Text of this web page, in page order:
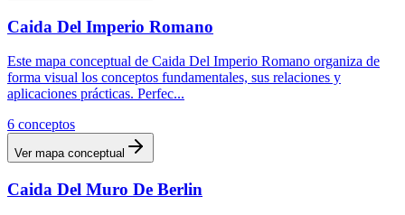
Caida Del Imperio Romano
Este mapa conceptual de Caida Del Imperio Romano organiza de
forma visual los conceptos fundamentales, sus relaciones y
aplicaciones prácticas. Perfec...
6 conceptos
Ver mapa conceptual
Caida Del Muro De Berlin